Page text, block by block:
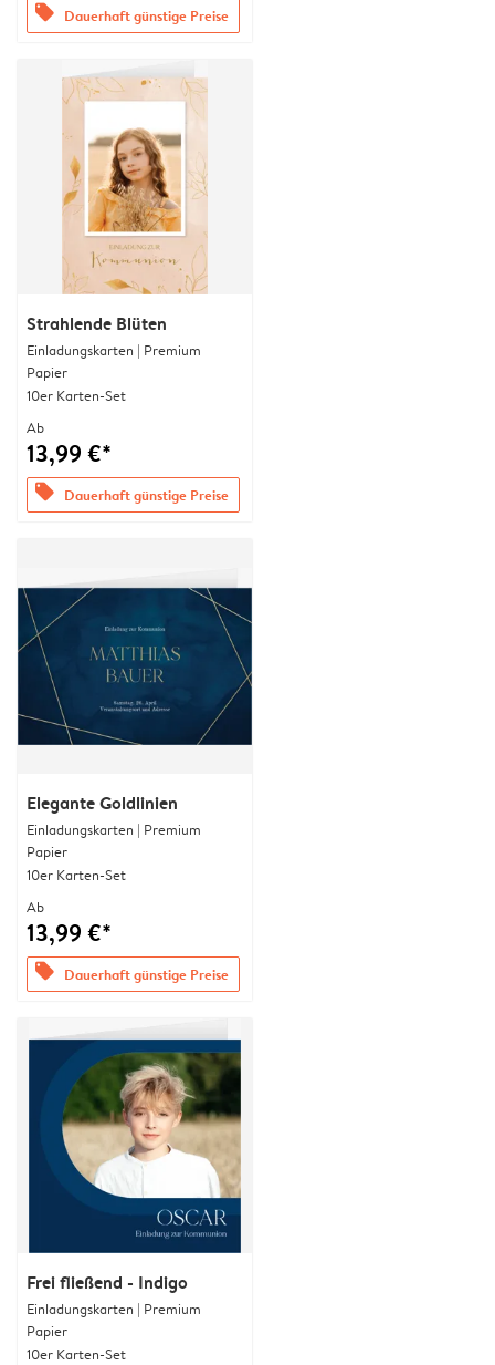
offers Dauerhaft günstige Preise
Strahlende Blüten
Einladungskarten | Premium
Papier
10er Karten-Set
Ab
13,99 €*
offers Dauerhaft günstige Preise
Elegante Goldlinien
Einladungskarten | Premium
Papier
10er Karten-Set
Ab
13,99 €*
offers Dauerhaft günstige Preise
Frei fließend - Indigo
Einladungskarten | Premium
Papier
10er Karten-Set